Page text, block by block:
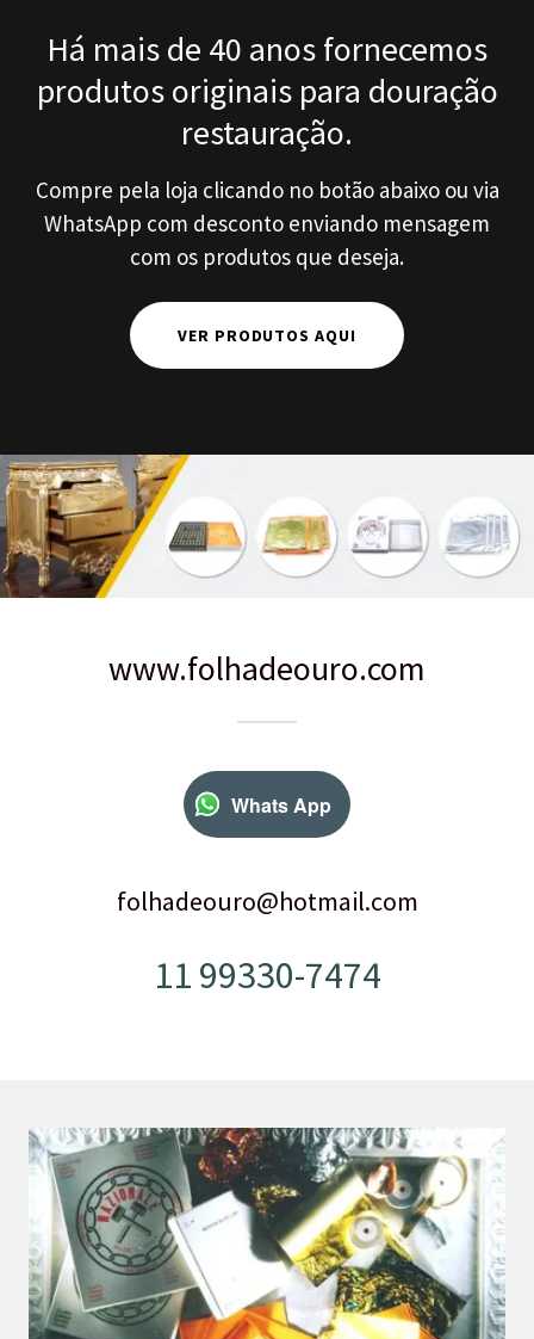
Há mais de 40 anos fornecemos
produtos originais para douração
restauração.
Compre pela loja clicando no botão abaixo ou via
WhatsApp com desconto enviando mensagem
com os produtos que deseja.
VER PRODUTOS AQUI
www.folhadeouro.com
Whats App
folhadeouro@hotmail.com
11 99330-7474